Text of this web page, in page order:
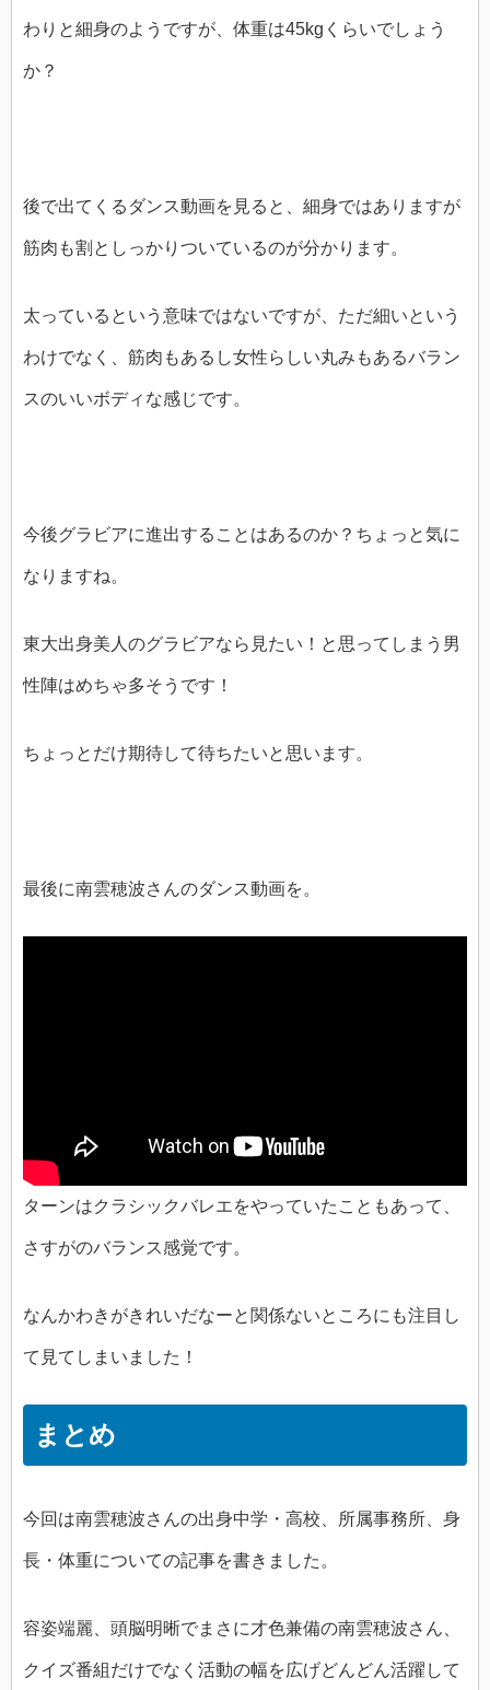
わりと細身のようですが、体重は45kgくらいでしょう
か？
後で出てくるダンス動画を見ると、細身ではありますが
筋肉も割としっかりついているのが分かります。
太っているという意味ではないですが、ただ細いという
わけでなく、筋肉もあるし女性らしい丸みもあるバラン
スのいいボディな感じです。
今後グラビアに進出することはあるのか？ちょっと気に
なりますね。
東大出身美人のグラビアなら見たい！と思ってしまう男
性陣はめちゃ多そうです！
ちょっとだけ期待して待ちたいと思います。
最後に南雲穂波さんのダンス動画を。
ターンはクラシックバレエをやっていたこともあって、
さすがのバランス感覚です。
なんかわきがきれいだなーと関係ないところにも注目し
て見てしまいました！
まとめ
今回は南雲穂波さんの出身中学・高校、所属事務所、身
長・体重についての記事を書きました。
容姿端麗、頭脳明晰でまさに才色兼備の南雲穂波さん、
クイズ番組だけでなく活動の幅を広げどんどん活躍して